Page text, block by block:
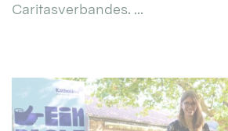
Caritasverbandes. ...